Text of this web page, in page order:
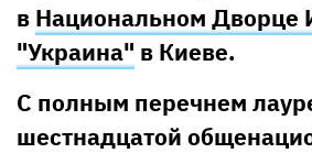
в Национальном Дворце
"Украина" в Киеве.
С полным перечнем
шестнадцатой